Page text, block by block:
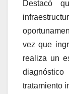
Destacó
vez que
realiza un
tratamiento